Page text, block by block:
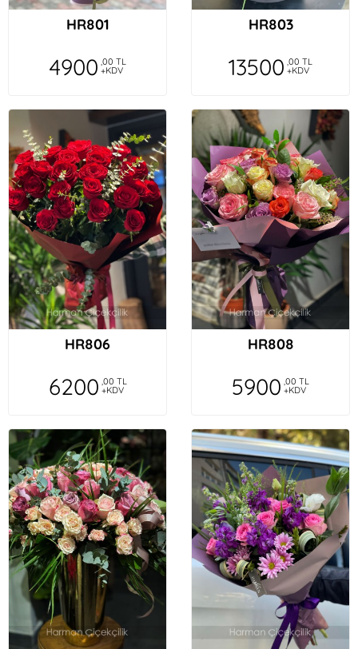
HR801
4900 ,00 TL
+KDV
HR803
13500 ,00 TL
+KDV
HR806
6200 ,00 TL
+KDV
HR808
5900 ,00 TL
+KDV